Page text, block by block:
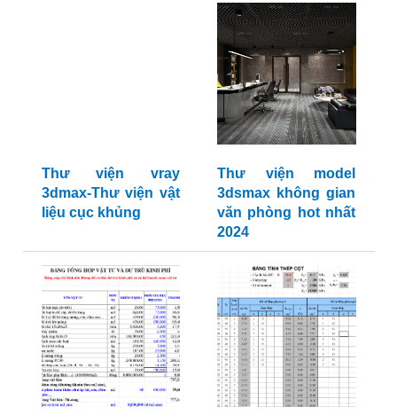
Thư viện vray
3dmax-Thư viện vật
liệu cục khủng
Thư viện model
3dsmax không gian
văn phòng hot nhất
2024